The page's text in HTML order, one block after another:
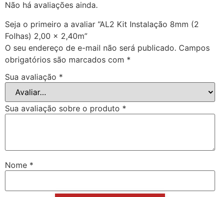
Não há avaliações ainda.
Seja o primeiro a avaliar “AL2 Kit Instalação 8mm (2
Folhas) 2,00 x 2,40m”
O seu endereço de e-mail não será publicado. Campos
obrigatórios são marcados com *
Sua avaliação *
Sua avaliação sobre o produto *
Nome *